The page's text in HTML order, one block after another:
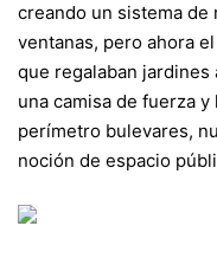
creando un sistema
ventanas, pero ahora
que regalaban jardines
una camisa de fuerza
perímetro bulevares,
noción de espacio